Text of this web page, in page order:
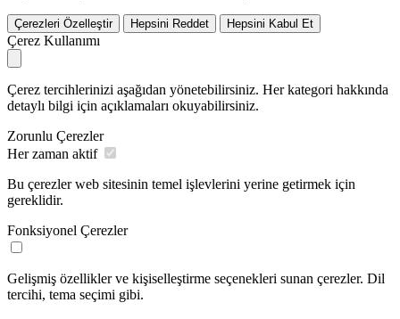
Çerezleri Özelleştir Hepsini Reddet Hepsini Kabul Et
Çerez Kullanımı
Çerez tercihlerinizi aşağıdan yönetebilirsiniz. Her kategori hakkında
detaylı bilgi için açıklamaları okuyabilirsiniz.
Zorunlu Çerezler
Her zaman aktif
Bu çerezler web sitesinin temel işlevlerini yerine getirmek için
gereklidir.
Fonksiyonel Çerezler
Gelişmiş özellikler ve kişiselleştirme seçenekleri sunan çerezler. Dil
tercihi, tema seçimi gibi.